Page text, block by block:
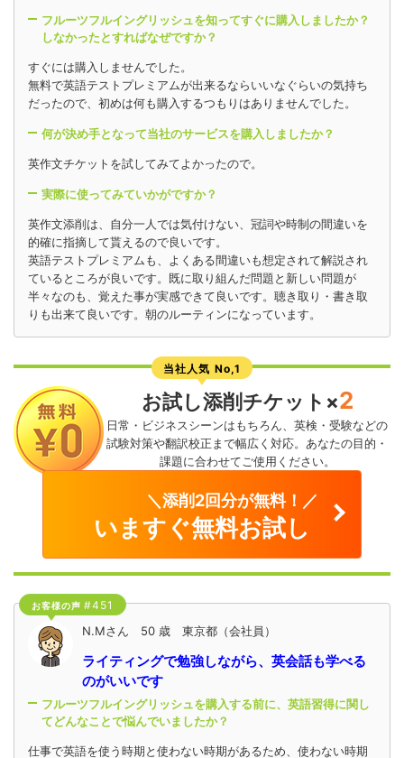
フルーツフルイングリッシュを知ってすぐに購入しましたか？
しなかったとすればなぜですか？
すぐには購入しませんでした。
無料で英語テストプレミアムが出来るならいいなぐらいの気持ち
だったので、初めは何も購入するつもりはありませんでした。
何が決め手となって当社のサービスを購入しましたか？
英作文チケットを試してみてよかったので。
実際に使ってみていかがですか？
英作文添削は、自分一人では気付けない、冠詞や時制の間違いを
的確に指摘して貰えるので良いです。
英語テストプレミアムも、よくある間違いも想定されて解説され
ているところが良いです。既に取り組んだ問題と新しい問題が
半々なのも、覚えた事が実感できて良いです。聴き取り・書き取
りも出来て良いです。朝のルーティンになっています。
当社人気 No,1
お試し添削チケット×2
日常・ビジネスシーンはもちろん、英検・受験などの
試験対策や翻訳校正まで幅広く対応。あなたの目的・
課題に合わせてご使用ください。
＼添削2回分が無料！／
いますぐ無料お試し
お客様の声 #451
N.Mさん 50 歳 東京都（会社員）
ライティングで勉強しながら、英会話も学べる
のがいいです
フルーツフルイングリッシュを購入する前に、英語習得に関し
てどんなことで悩んでいましたか？
仕事で英語を使う時期と使わない時期があるため、使わない時期